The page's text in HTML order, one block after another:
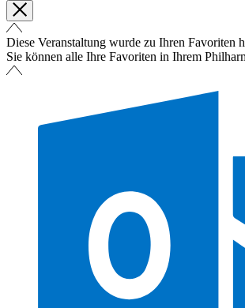
Diese Veranstaltung wurde zu Ihren Favoriten
Sie können alle Ihre Favoriten in Ihrem